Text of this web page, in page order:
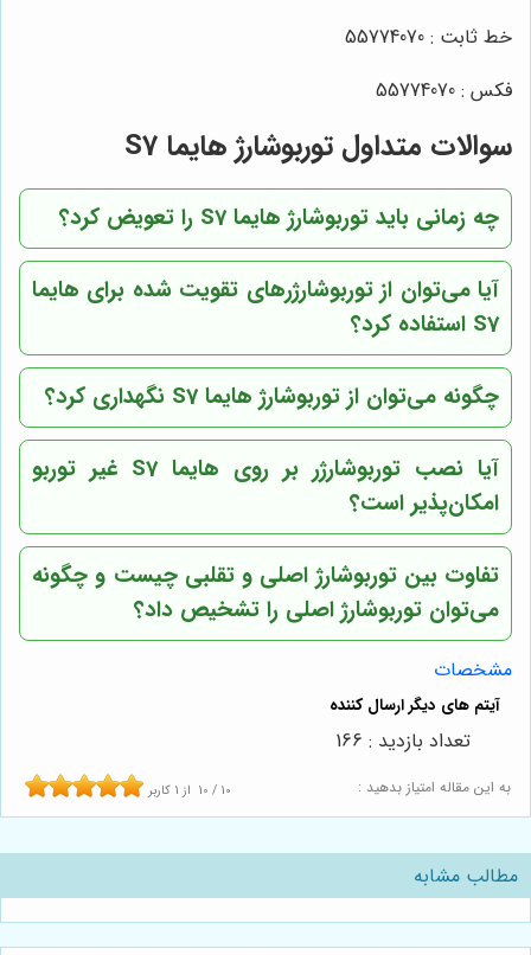
خط ثابت : 55774070
فکس : 55774070
سوالات متداول توربوشارژ هایما S7
چه زمانی باید توربوشارژ هایما S7 را تعویض کرد؟
آیا می‌توان از توربوشارژرهای تقویت شده برای هایما
S7 استفاده کرد؟
چگونه می‌توان از توربوشارژ هایما S7 نگهداری کرد؟
آیا نصب توربوشارژر بر روی هایما S7 غیر توربو
امکان‌پذیر است؟
تفاوت بین توربوشارژ اصلی و تقلبی چیست و چگونه
می‌توان توربوشارژ اصلی را تشخیص داد؟
مشخصات
به این مقاله امتیاز بدهید : 10 / 10 از 1 کاربر
تعداد بازدید : 166
مطالب مشابه